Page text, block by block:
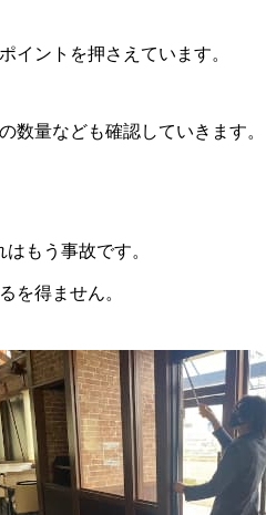
イントを押さえています。
数量なども確認していきます。
もう事故です。
を得ません。